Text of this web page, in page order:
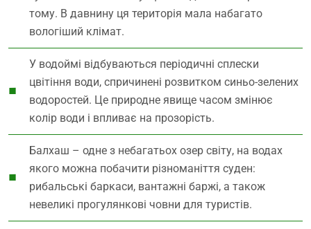
тому. В давнину ця територія мала набагато
вологіший клімат.
У водоймі відбуваються періодичні сплески
цвітіння води, спричинені розвитком синьо-зелених
водоростей. Це природне явище часом змінює
колір води і впливає на прозорість.
Балхаш – одне з небагатьох озер світу, на водах
якого можна побачити різноманіття суден:
рибальські баркаси, вантажні баржі, а також
невеликі прогулянкові човни для туристів.